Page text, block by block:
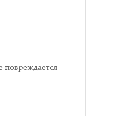
повреждается